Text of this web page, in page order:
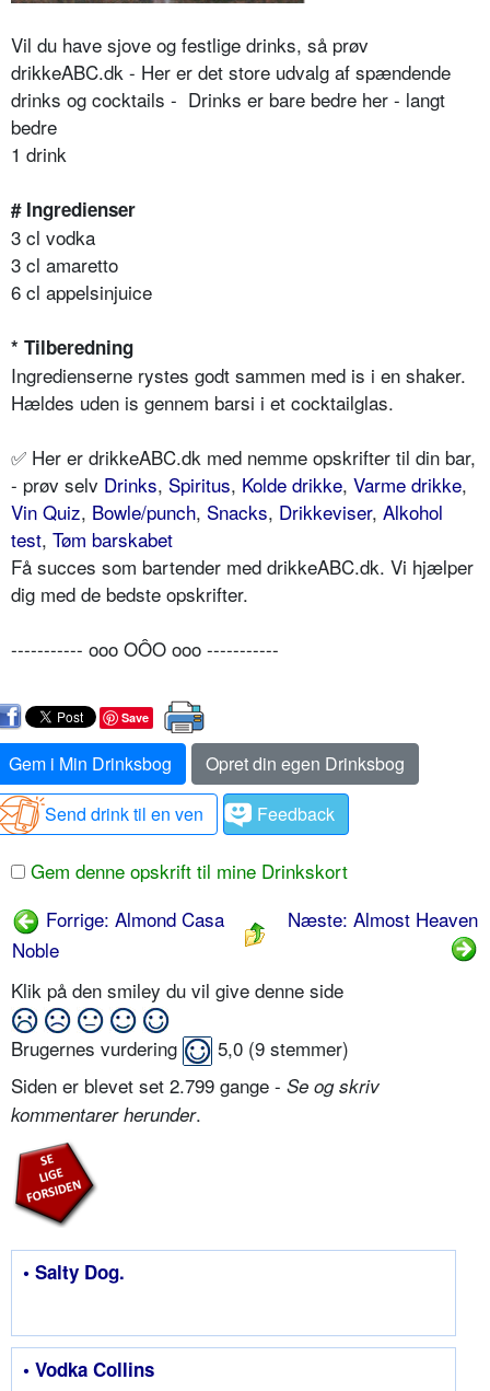
Vil du have sjove og festlige drinks, så prøv
drikkeABC.dk - Her er det store udvalg af spændende
drinks og cocktails - Drinks er bare bedre her - langt
bedre
1 drink
# Ingredienser
3 cl vodka
3 cl amaretto
6 cl appelsinjuice
* Tilberedning
Ingredienserne rystes godt sammen med is i en shaker.
Hældes uden is gennem barsi i et cocktailglas.
✅ Her er drikkeABC.dk med nemme opskrifter til din bar,
- prøv selv Drinks, Spiritus, Kolde drikke, Varme drikke,
Vin Quiz, Bowle/punch, Snacks, Drikkeviser, Alkohol
test, Tøm barskabet
Få succes som bartender med drikkeABC.dk. Vi hjælper
dig med de bedste opskrifter.
----------- ooo OÔO ooo -----------
Save
Gem i Min Drinksbog
Opret din egen Drinksbog
Send drink til en ven
Feedback
Gem denne opskrift til mine Drinkskort
Forrige: Almond Casa
Noble
Næste: Almost Heaven
Klik på den smiley du vil give denne side
Brugernes vurdering 5,0 (9 stemmer)
Siden er blevet set 2.799 gange - Se og skriv
kommentarer herunder.
• Salty Dog.
• Vodka Collins